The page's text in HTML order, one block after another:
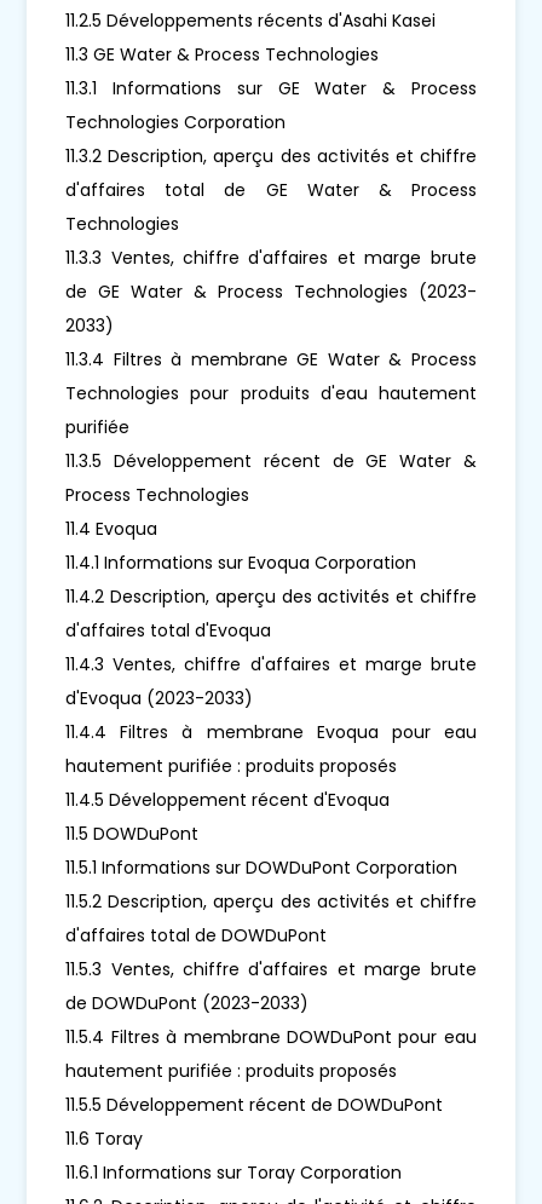
11.2.5 Développements récents d'Asahi Kasei
11.3 GE Water & Process Technologies
11.3.1 Informations sur GE Water & Process
Technologies Corporation
11.3.2 Description, aperçu des activités et chiffre
d'affaires total de GE Water & Process
Technologies
11.3.3 Ventes, chiffre d'affaires et marge brute
de GE Water & Process Technologies (2023-
2033)
11.3.4 Filtres à membrane GE Water & Process
Technologies pour produits d'eau hautement
purifiée
11.3.5 Développement récent de GE Water &
Process Technologies
11.4 Evoqua
11.4.1 Informations sur Evoqua Corporation
11.4.2 Description, aperçu des activités et chiffre
d'affaires total d'Evoqua
11.4.3 Ventes, chiffre d'affaires et marge brute
d'Evoqua (2023-2033)
11.4.4 Filtres à membrane Evoqua pour eau
hautement purifiée : produits proposés
11.4.5 Développement récent d'Evoqua
11.5 DOWDuPont
11.5.1 Informations sur DOWDuPont Corporation
11.5.2 Description, aperçu des activités et chiffre
d'affaires total de DOWDuPont
11.5.3 Ventes, chiffre d'affaires et marge brute
de DOWDuPont (2023-2033)
11.5.4 Filtres à membrane DOWDuPont pour eau
hautement purifiée : produits proposés
11.5.5 Développement récent de DOWDuPont
11.6 Toray
11.6.1 Informations sur Toray Corporation